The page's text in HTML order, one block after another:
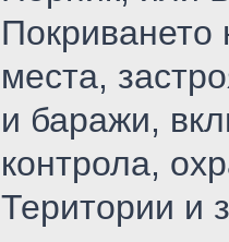
Покриването
места,
и баражи,
контрола,
Територии и